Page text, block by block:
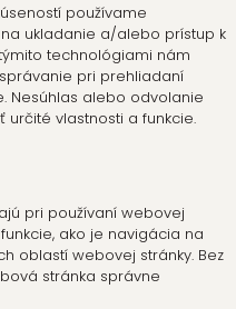
používame
ukladanie a/alebo prístup k
technológiami nám
pri prehliadaní
Nesúhlas alebo odvolanie
určité vlastnosti a funkcie.
pri používaní webovej
ako je navigácia na
oblastí webovej stránky. Bez
stránka správne